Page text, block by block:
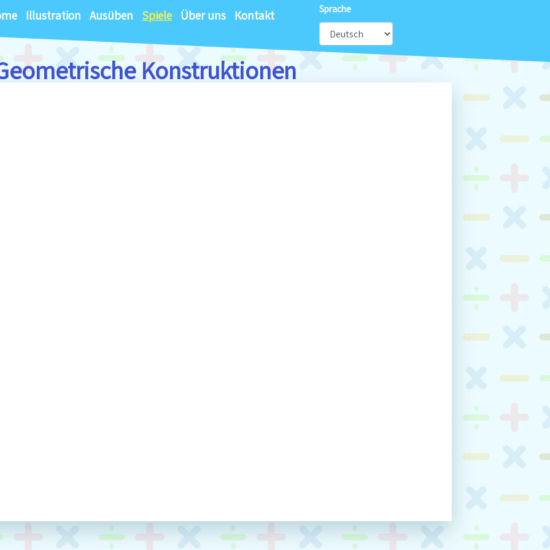
Sprache
Illustration Ausüben Spiele Über uns Kontakt
Konstruktionen